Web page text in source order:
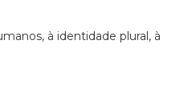
à identidade plural, à